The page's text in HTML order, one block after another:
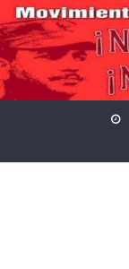
Skip
to
content